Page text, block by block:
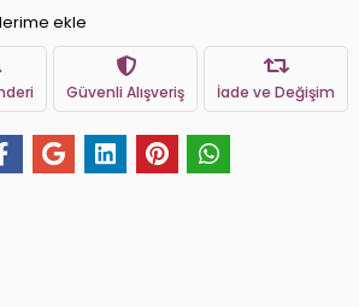
ekle
Güvenli Alışveriş İade ve Değişim